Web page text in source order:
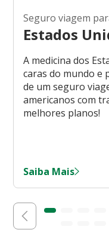
Seguro viagem
Estados
A medicina dos
caras do mundo e
de um seguro
americanos com
melhores planos!
Saiba Mais